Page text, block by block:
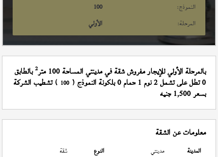
النموذج:
100
المرحلة:
الأولي
بالمرحلة الأولي للإيجار مفروش شقة في مدينتي المساحة 100 متر 2بالطابق
0 تطل على تشمل 2 نوم 1 حمام 0 بلكونة النموذج ( 100 ) تشطيب الشركة
بسعر 1,500 جنيه
معلومات عن الشقة
المدينة مدينتي النوع
شقة